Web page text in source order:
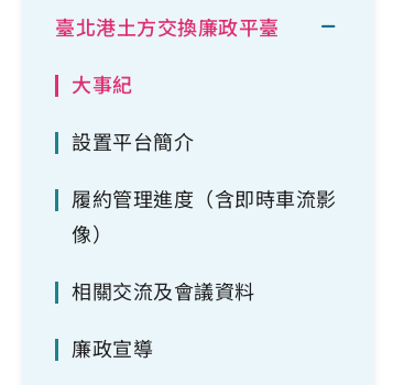
臺北港土方交換廉政平臺
大事紀
設置平台簡介
履約管理進度（含即時車流影
像）
相關交流及會議資料
廉政宣導